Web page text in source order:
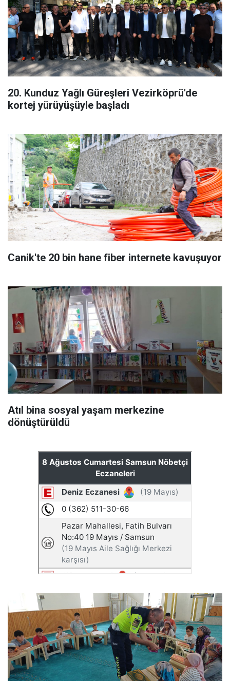
20. Kunduz Yağlı Güreşleri Vezirköprü'de
kortej yürüyüşüyle başladı
Canik'te 20 bin hane fiber internete kavuşuyor
Atıl bina sosyal yaşam merkezine
dönüştürüldü